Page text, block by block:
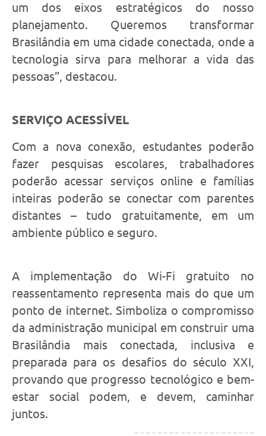
um dos eixos estratégicos do nosso
planejamento. Queremos transformar
Brasilândia em uma cidade conectada, onde a
tecnologia sirva para melhorar a vida das
pessoas”, destacou.
SERVIÇO ACESSÍVEL
Com a nova conexão, estudantes poderão
fazer pesquisas escolares, trabalhadores
poderão acessar serviços online e famílias
inteiras poderão se conectar com parentes
distantes – tudo gratuitamente, em um
ambiente público e seguro.
A implementação do Wi-Fi gratuito no
reassentamento representa mais do que um
ponto de internet. Simboliza o compromisso
da administração municipal em construir uma
Brasilândia mais conectada, inclusiva e
preparada para os desafios do século XXI,
provando que progresso tecnológico e bem-
estar social podem, e devem, caminhar
juntos.